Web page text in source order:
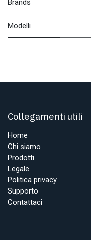
Modelli
Collegamenti utili
Home
Chi siamo
Prodotti
Legale
Politica privacy
Supporto
Contattaci